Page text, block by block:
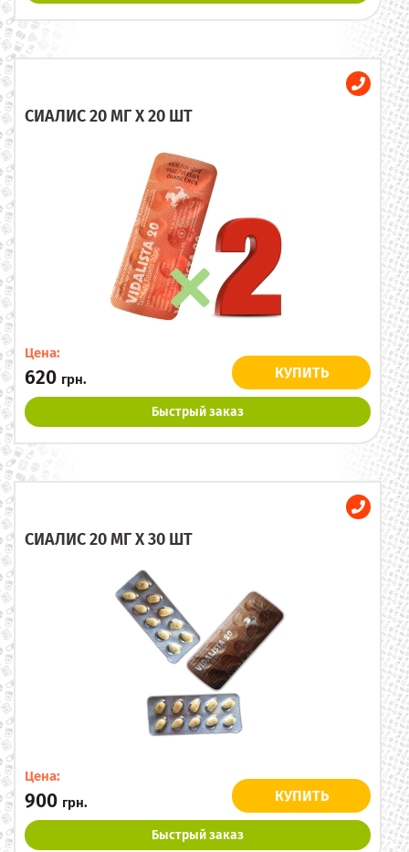
СИАЛИС 20 МГ X 20 ШТ
Цена:
620 грн. КУПИТЬ
Быстрый заказ
СИАЛИС 20 МГ X 30 ШТ
Цена:
900 грн. КУПИТЬ
Быстрый заказ